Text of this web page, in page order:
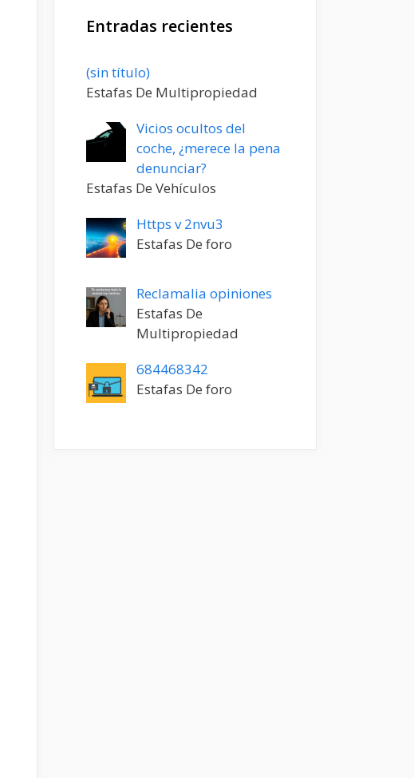
Entradas recientes
(sin título)Entrada
20198
Estafas De Multipropiedad
Vicios ocultos del
coche, ¿merece la pena
denunciar?
Estafas De Vehículos
Https v 2nvu3
Estafas De foro
Reclamalia opiniones
Estafas De
Multipropiedad
684468342
Estafas De foro